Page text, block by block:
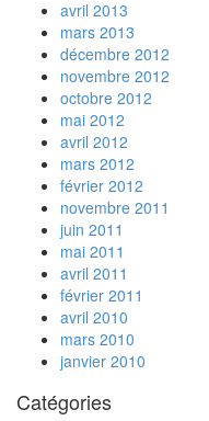
avril 2013
mars 2013
décembre 2012
novembre 2012
octobre 2012
mai 2012
avril 2012
mars 2012
février 2012
novembre 2011
juin 2011
mai 2011
avril 2011
février 2011
avril 2010
mars 2010
janvier 2010
Catégories